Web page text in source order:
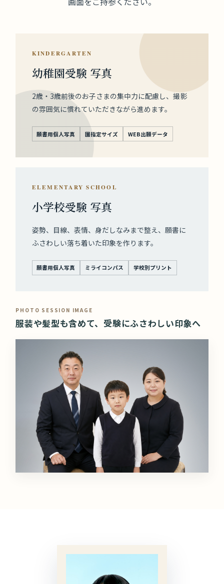
KINDERGARTEN
幼稚園受験 写真
2歳・3歳前後のお子さまの集中力に配慮し、撮影
の雰囲気に慣れていただきながら進めます。
願書用個人写真 園指定サイズ WEB出願データ
ELEMENTARY SCHOOL
小学校受験 写真
姿勢、目線、表情、身だしなみまで整え、願書に
ふさわしい落ち着いた印象を作ります。
願書用個人写真 ミライコンパス 学校別プリント
PHOTO SESSION IMAGE
服装や髪型も含めて、受験にふさわしい印象へ